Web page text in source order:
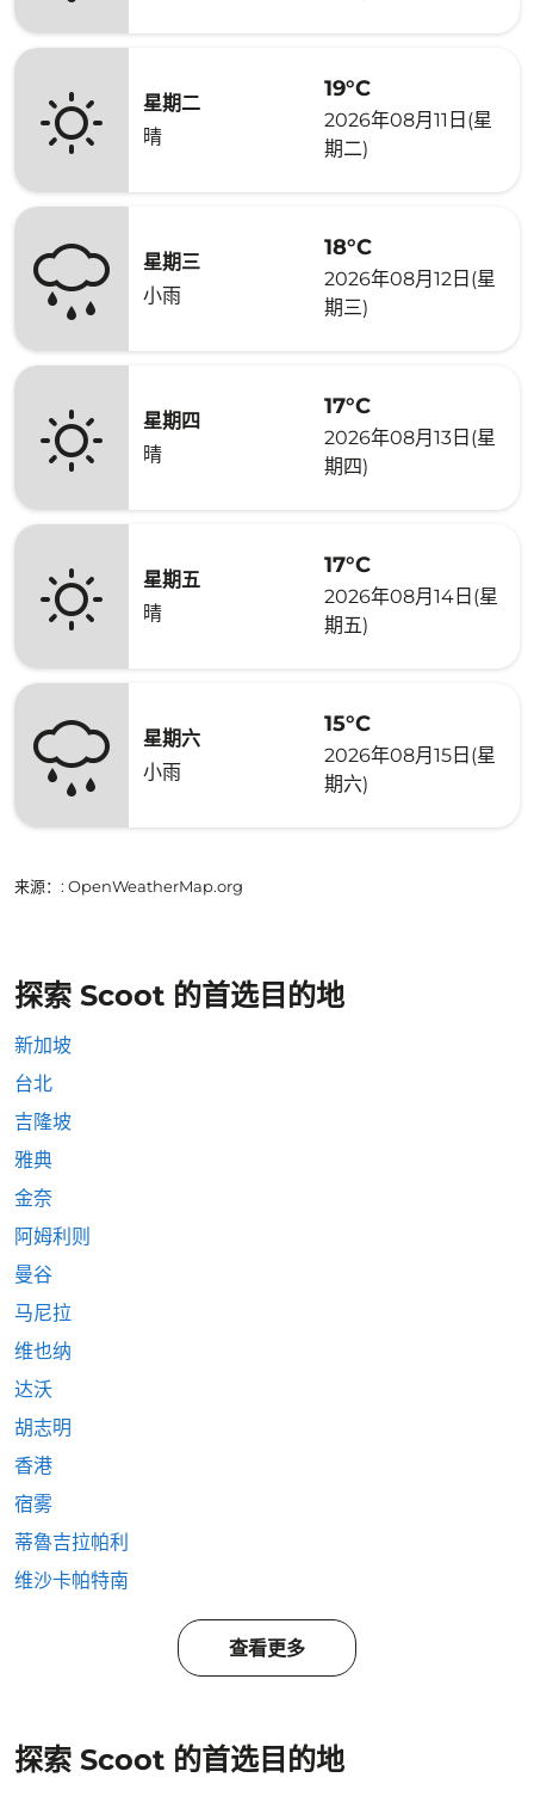
星期二
晴
19°C
2026年08月11日(星
期二)
星期三
小雨
18°C
2026年08月12日(星
期三)
星期四
晴
17°C
2026年08月13日(星
期四)
星期五
晴
17°C
2026年08月14日(星
期五)
星期六
小雨
15°C
2026年08月15日(星
期六)
来源： : OpenWeatherMap.org
探索 Scoot 的首选目的地
新加坡
台北
吉隆坡
雅典
金奈
阿姆利则
曼谷
马尼拉
维也纳
达沃
胡志明
香港
宿雾
蒂魯吉拉帕利
维沙卡帕特南
查看更多
探索 Scoot 的首选目的地